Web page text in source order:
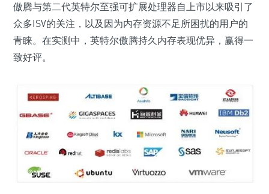
傲腾与第二代英特尔至强可扩展处理器自上市以来吸引了
众多ISV的关注，以及因为内存资源不足所困扰的用户的
青睐。在实测中，英特尔傲腾持久内存表现优异，赢得一
致好评。